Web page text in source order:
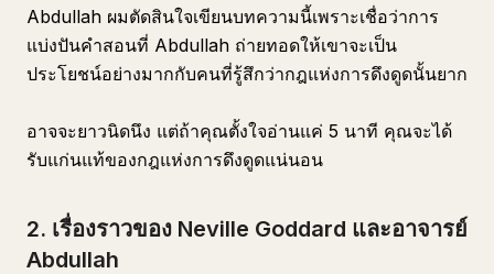
Abdullah ผมตัดสินใจเขียนบทความนี้เพราะเชื่อว่าการ
แบ่งปันคำสอนที่ Abdullah ถ่ายทอดให้เขาจะเป็น
ประโยชน์อย่างมากกับคนที่รู้สึกว่ากฎแห่งการดึงดูดนั้นยาก
อาจจะยาวนิดนึง แต่ถ้าคุณตั้งใจอ่านแค่ 5 นาที คุณจะได้
รับแก่นแท้ของกฎแห่งการดึงดูดแน่นอน
2. เรื่องราวของ Neville Goddard และอาจารย์
Abdullah